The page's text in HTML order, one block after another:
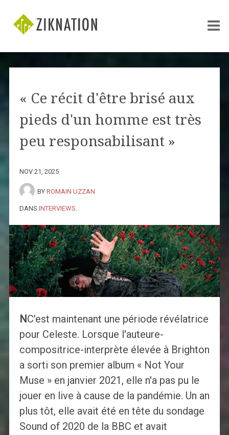
« Ce récit d'être brisé aux
pieds d'un homme est très
peu responsabilisant »
NOV 21, 2025
BY ROMAIN UZZAN
DANS INTERVIEWS
NC’est maintenant une période révélatrice
pour Celeste. Lorsque l'auteure-
compositrice-interprète élevée à Brighton
a sorti son premier album « Not Your
Muse » en janvier 2021, elle n'a pas pu le
jouer en live à cause de la pandémie. Un an
plus tôt, elle avait été en tête du sondage
Sound of 2020 de la BBC et avait